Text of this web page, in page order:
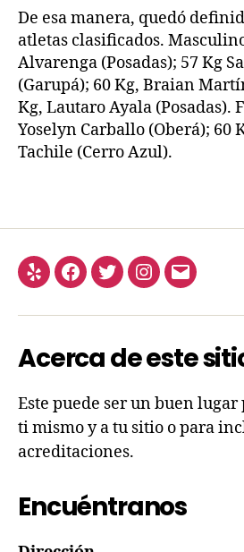
De esa manera, quedó
atletas clasificados.
Alvarenga (Posadas); 57 Kg
(Garupá); 60 Kg, Braian
Kg, Lautaro Ayala (Posadas).
Yoselyn Carballo (Oberá); 60
Tachile (Cerro Azul).
Acerca de este
Este puede ser un buen
ti mismo y a tu sitio o para
acreditaciones.
Encuéntranos